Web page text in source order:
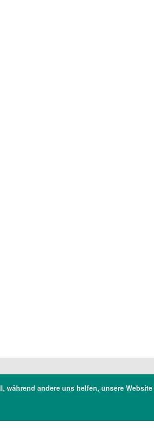
Tel: 0351/2 63 93-0
andere uns helfen, unsere